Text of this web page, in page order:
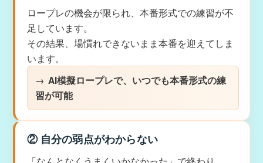
ロープレの機会が限られ、本番形式での練習が不
足しています。
その結果、場慣れできないまま本番を迎えてしま
います。
AI模擬ロープレで、いつでも本番形式の練
習が可能
② 自分の弱点がわからない
「なんとなくうまくいかなかった」で終わり、